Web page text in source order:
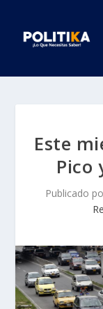
Este
Pico
Publicado